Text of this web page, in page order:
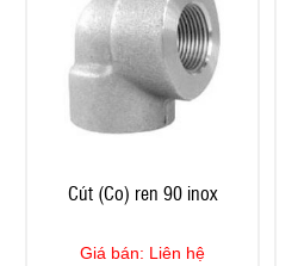
Cút (Co) ren 90 inox
Giá bán: Liên hệ